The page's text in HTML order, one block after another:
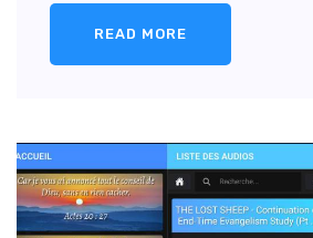
READ MORE